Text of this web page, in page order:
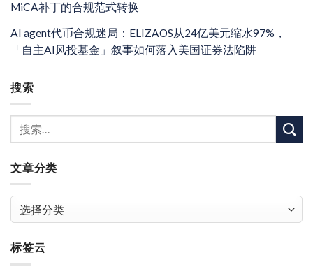
MiCA补丁的合规范式转换
AI agent代币合规迷局：ELIZAOS从24亿美元缩水97%，
「自主AI风投基金」叙事如何落入美国证券法陷阱
搜索
文章分类
类
标签云